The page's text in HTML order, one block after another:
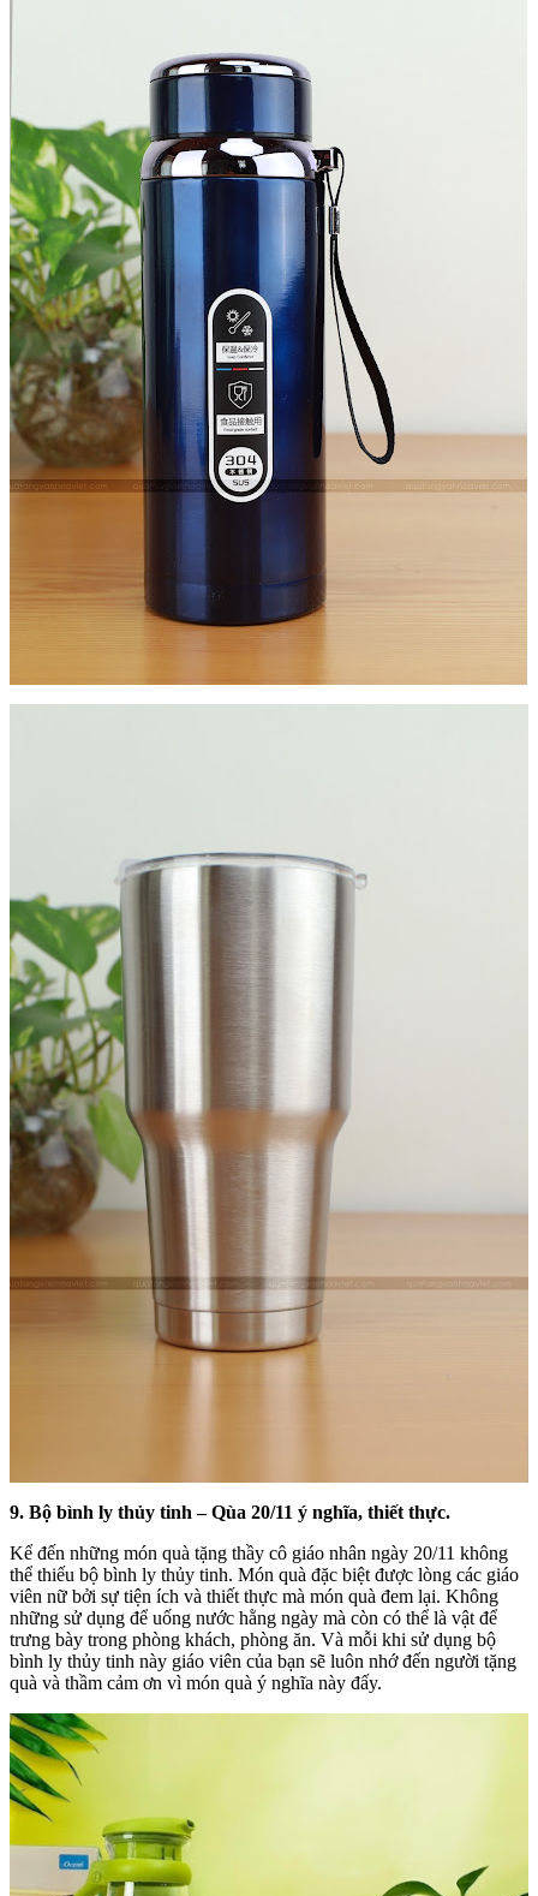
9. Bộ bình ly thủy tinh – Qùa 20/11 ý nghĩa, thiết thực.
Kể đến những món quà tặng thầy cô giáo nhân ngày 20/11 không
thể thiếu bộ bình ly thủy tinh. Món quà đặc biệt được lòng các giáo
viên nữ bởi sự tiện ích và thiết thực mà món quà đem lại. Không
những sử dụng để uống nước hằng ngày mà còn có thể là vật để
trưng bày trong phòng khách, phòng ăn. Và mỗi khi sử dụng bộ
bình ly thủy tinh này giáo viên của bạn sẽ luôn nhớ đến người tặng
quà và thầm cảm ơn vì món quà ý nghĩa này đấy.